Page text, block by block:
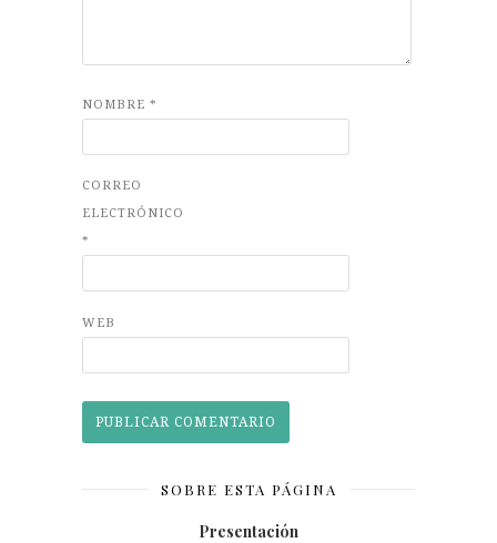
NOMBRE *
CORREO
ELECTRÓNICO
*
WEB
SOBRE ESTA PÁGINA
Presentación